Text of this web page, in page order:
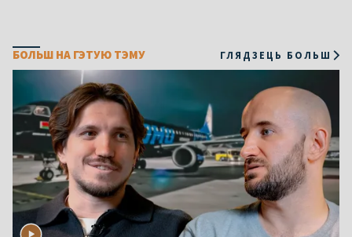
БОЛЬШ НА ГЭТУЮ ТЭМУ ГЛЯДЗЕЦЬ БОЛЬШ